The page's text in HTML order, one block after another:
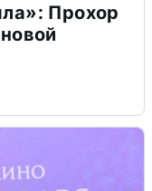
Прохор